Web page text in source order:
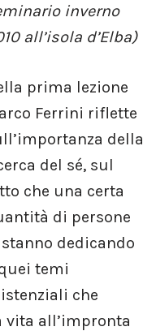
inverno
all’isola d’Elba)
prima lezione
Ferrini riflette
della
del sé, sul
che una certa
di persone
dedicando
temi
che
vita all’impronta